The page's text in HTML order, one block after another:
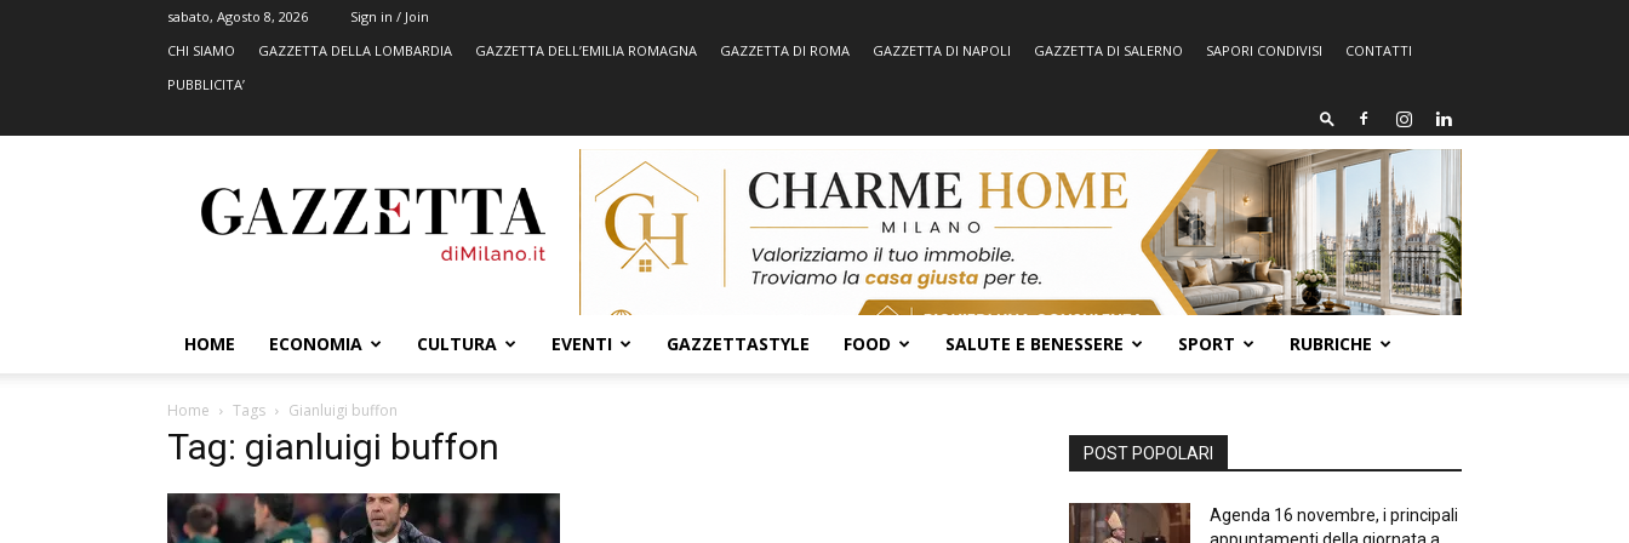
sabato, Agosto 8, 2026
Sign in / Join
CHI SIAMO
GAZZETTA DELLA LOMBARDIA GAZZETTA DELL’EMILIA ROMAGNA GAZZETTA DI ROMA GAZZETTA DI NAPOLI GAZZETTA DI SALERNO SAPORI CONDIVISI
CONTATTI
PUBBLICITA’
HOME ECONOMIA CULTURA EVENTI GAZZETTASTYLE FOOD SALUTE E BENESSERE SPORT RUBRICHE
Home Tags Gianluigi buffon
Tag: gianluigi buffon POST POPOLARI
Agenda 16 novembre, i principali